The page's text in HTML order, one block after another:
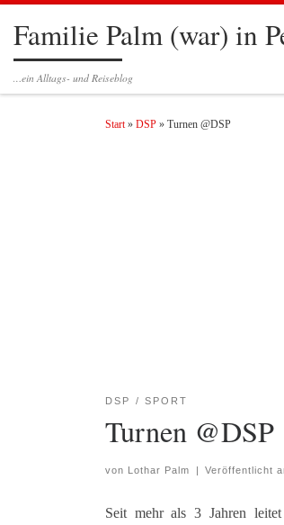
Zum Inhalt springen
Familie Palm (war) in
…ein Alltags- und Reiseblog
Start » DSP » Turnen @DSP
DSP SPORT
Turnen @DSP
von Lothar Palm | Veröffentlicht
Seit mehr als 3 Jahren